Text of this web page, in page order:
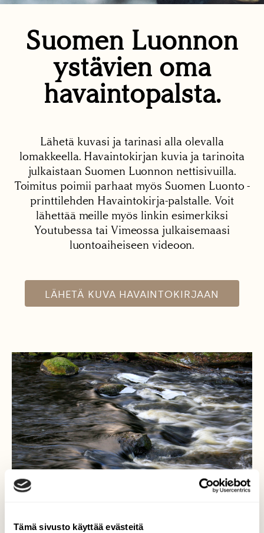
Tämä sivusto käyttää evästeitä
Suomen Luonnon
ystävien oma
havaintopalsta.
Lähetä kuvasi ja tarinasi alla olevalla
lomakkeella. Havaintokirjan kuvia ja tarinoita
julkaistaan Suomen Luonnon nettisivuilla.
Toimitus poimii parhaat myös Suomen Luonto -
printtilehden Havaintokirja-palstalle. Voit
lähettää meille myös linkin esimerkiksi
Youtubessa tai Vimeossa julkaisemaasi
luontoaiheiseen videoon.
LÄHETÄ KUVA HAVAINTOKIRJAAN